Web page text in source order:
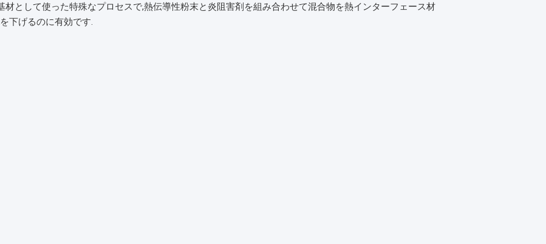
材として使った特殊なプロセスで,熱伝導性粉末と炎阻害剤を組み合わせて混合物を熱インターフェース材
下げるのに有効です.